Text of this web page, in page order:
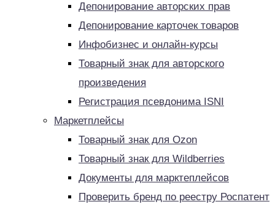
Депонирование авторских прав
Депонирование карточек товаров
Инфобизнес и онлайн-курсы
Товарный знак для авторского
произведения
Регистрация псевдонима ISNI
Маркетплейсы
Товарный знак для Ozon
Товарный знак для Wildberries
Документы для марктеплейсов
Проверить бренд по реестру Роспатент